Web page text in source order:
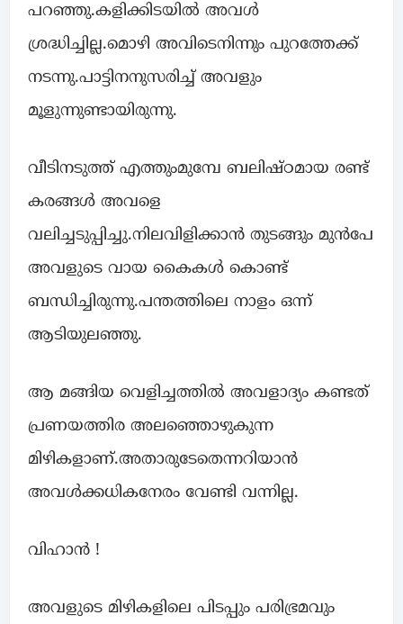
പറഞ്ഞു.കളിക്കിടയിൽ അവൾ
ശ്രദ്ധിച്ചില്ല.മൊഴി അവിടെനിന്നും പുറത്തേക്ക്
നടന്നു.പാട്ടിനനുസരിച്ച് അവളും
മൂളുന്നുണ്ടായിരുന്നു.
വീടിനടുത്ത് എത്തുംമുമ്പേ ബലിഷ്ഠമായ രണ്ട്
കരങ്ങൾ അവളെ
വലിച്ചടുപ്പിച്ചു.നിലവിളിക്കാൻ തുടങ്ങും മുൻപേ
അവളുടെ വായ കൈകൾ കൊണ്ട്
ബന്ധിച്ചിരുന്നു.പന്തത്തിലെ നാളം ഒന്ന്
ആടിയുലഞ്ഞു.
ആ മങ്ങിയ വെളിച്ചത്തിൽ അവളാദ്യം കണ്ടത്
പ്രണയത്തിര അലഞ്ഞൊഴുകുന്ന
മിഴികളാണ്.അതാരുടേതെന്നറിയാൻ
അവൾക്കധികനേരം വേണ്ടി വന്നില്ല.
വിഹാൻ !
അവളുടെ മിഴികളിലെ പിടപ്പും പരിഭ്രമവും